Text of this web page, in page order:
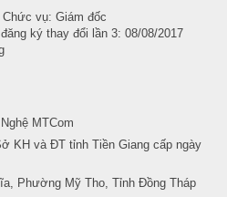
vụ: Giám đốc
ký thay đổi lần 3: 08/08/2017
MTCom
KH và ĐT tỉnh Tiền Giang cấp ngày
Phường Mỹ Tho, Tỉnh Đồng Tháp